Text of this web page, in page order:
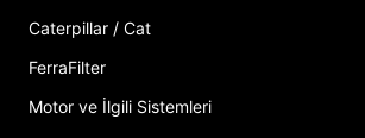
Caterpillar / Cat
FerraFilter
Motor ve İlgili Sistemleri